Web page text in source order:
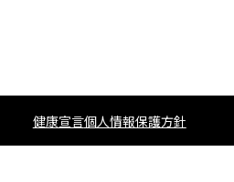
健康宣言個人情報保護方針